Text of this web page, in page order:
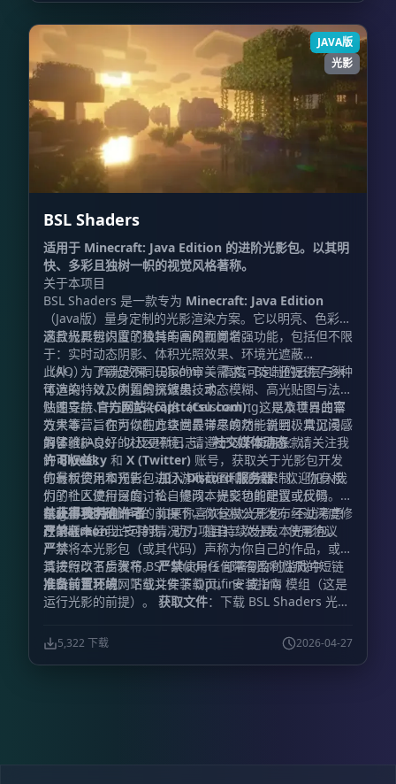
JAVA版
光影
BSL Shaders
适用于 Minecraft: Java Edition 的进阶光影包。以其明
快、多彩且独树一帜的视觉风格著称。
关于本项目
BSL Shaders 是一款专为 Minecraft: Java Edition
（Java版）量身定制的光影渲染方案。它以明亮、色彩饱
满且极具辨识度的独特的画风而闻名。
这款光影包内置了极其丰富的视觉增强功能，包括但不限
于：实时动态阴影、体积光照效果、环境光遮蔽
（AO）、辉光效果（Bloom）、高度可定制的云层与水
体渲染，以及内置的抗锯齿技术。
此外，为了满足不同玩家的审美需求，BSL 还提供了多种
可选的特效，例如景深效果、动态模糊、高光贴图与法线
贴图支持、卡通渲染风格（Celshading）以及世界曲率
效果等，旨在为你的方块世界带来焕然一新且极具沉浸感
的体验。
快速导航官方网站 (capttatsu.com)：这是本项目的官
方大本营。你可以在此查阅最详尽的功能说明、常见问题
解答（FAQs）以及更新日志。社交媒体动态：请关注我
的Bluesky 和 X (Twitter) 账号，获取关于光影包开发
的最新资讯和预告。加入 Discord 服务器：欢迎加入我
们的社区进行深度讨论、提问、提交功能建议或反馈
Bug。支持创作者：如果你喜欢这款光影包，不妨考虑
在Patreon 上支持我，助力项目持续发展。 使用协议
为了维护良好的社区环境，请遵守以下使用条款：
许可权益：
你有权使用本光影包进行游戏截图和视频录制。 你有权
为了个人使用目的，私自修改本光影包的配置或代码。
在获得我明确许可的前提下，你有权公开发布经过深度修
改的版本。
禁止事项：
严禁在未经我许可的情况下，擅自二次分发本光影包。
严禁将本光影包（或其代码）声称为你自己的作品，或对
其进行改名后发布。严禁使用任何带有盈利性质的短链
接跳转至我的网站或文件下载页。 安装指南
请按照以下步骤将 BSL Shaders 部署到你的游戏中：
准备前置环境：下载并安装 Optifine 或 Iris 模组（这是
运行光影的前提）。 获取文件：下载 BSL Shaders 光影
.minecraft\shaderpacks
文件夹中（无需解压）。
启动游戏
：运行 Minecraft 启动器并进入游戏。
5,322 下载 2026-04-27